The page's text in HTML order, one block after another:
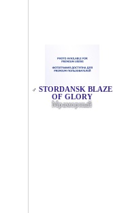
♂ STORDANSK BLAZE
OF GLORY
Мраморный